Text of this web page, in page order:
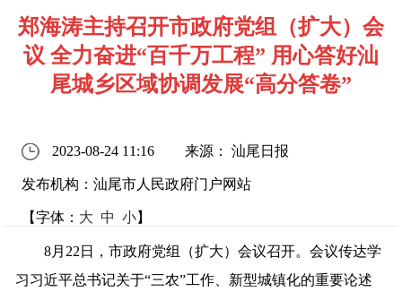
郑海涛主持召开市政府党组（扩大）会
议 全力奋进“百千万工程” 用心答好汕
尾城乡区域协调发展“高分答卷”
2023-08-24 11:16 来源： 汕尾日报
发布机构：汕尾市人民政府门户网站
【字体： 大 中 小】
8月22日，市政府党组（扩大）会议召开。会议传达学
习习近平总书记关于“三农”工作、新型城镇化的重要论述